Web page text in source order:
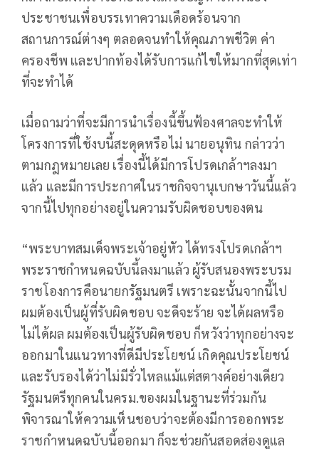
ประชาชนเพื่อบรรเทาความเดือดร้อนจาก
สถานการณ์ต่างๆ ตลอดจนทำให้คุณภาพชีวิต ค่า
ครองชีพ และปากท้องได้รับการแก้ไขให้มากที่สุดเท่า
ที่จะทำได้
เมื่อถามว่าที่จะมีการนำเรื่องนี้ขึ้นฟ้องศาลจะทำให้
โครงการที่ใช้งบนี้สะดุดหรือไม่ นายอนุทิน กล่าวว่า
ตามกฎหมายเลย เรื่องนี้ได้มีการโปรดเกล้าฯลงมา
แล้ว และมีการประกาศในราชกิจจานุเบกษาวันนี้แล้ว
จากนี้ไปทุกอย่างอยู่ในความรับผิดชอบของตน
“พระบาทสมเด็จพระเจ้าอยู่หัว ได้ทรงโปรดเกล้าฯ
พระราชกำหนดฉบับนี้ลงมาแล้ว ผู้รับสนองพระบรม
ราชโองการคือนายกรัฐมนตรี เพราะฉะนั้นจากนี้ไป
ผมต้องเป็นผู้ที่รับผิดชอบ จะดีจะร้าย จะได้ผลหรือ
ไม่ได้ผล ผมต้องเป็นผู้รับผิดชอบ ก็หวังว่าทุกอย่างจะ
ออกมาในแนวทางที่ดีมีประโยชน์ เกิดคุณประโยชน์
และรับรองได้ว่าไม่มีรั่วไหลแม้แต่สตางค์อย่างเดียว
รัฐมนตรีทุกคนในครม.ของผมในฐานะที่ร่วมกัน
พิจารณาให้ความเห็นชอบว่าจะต้องมีการออกพระ
ราชกำหนดฉบับนี้ออกมา ก็จะช่วยกันสอดส่องดูแล